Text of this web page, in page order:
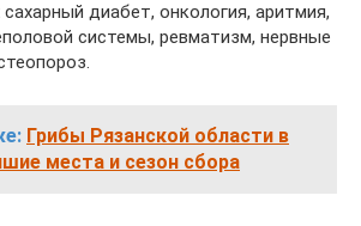
диабет, онкология, аритмия,
системы, ревматизм, нервные
Грибы Рязанской области в
места и сезон сбора